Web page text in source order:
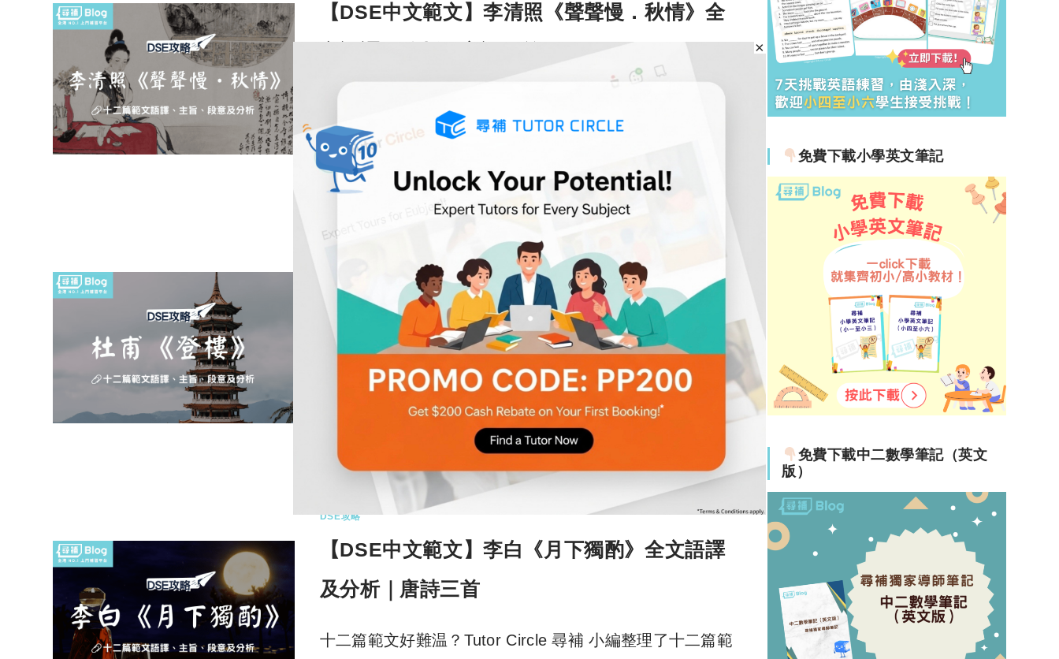
【DSE中文範文】李清照《聲聲慢．秋情》全
文中宋詞三首之一：…更多
0 COMMENTS
【DSE中文範文】杜甫《登樓》全文語譯及分
析｜唐詩三首
十二篇範文好難温？Tutor Circle 尋補 小編整理了十二篇範
文中唐詩三首之一：… 更多
DSE攻略
【DSE中文範文】李白《月下獨酌》全文語譯
及分析｜唐詩三首
十二篇範文好難温？Tutor Circle 尋補 小編整理了十二篇範
免費下載小學英文筆記
免費下載中二數學筆記（英文
版）